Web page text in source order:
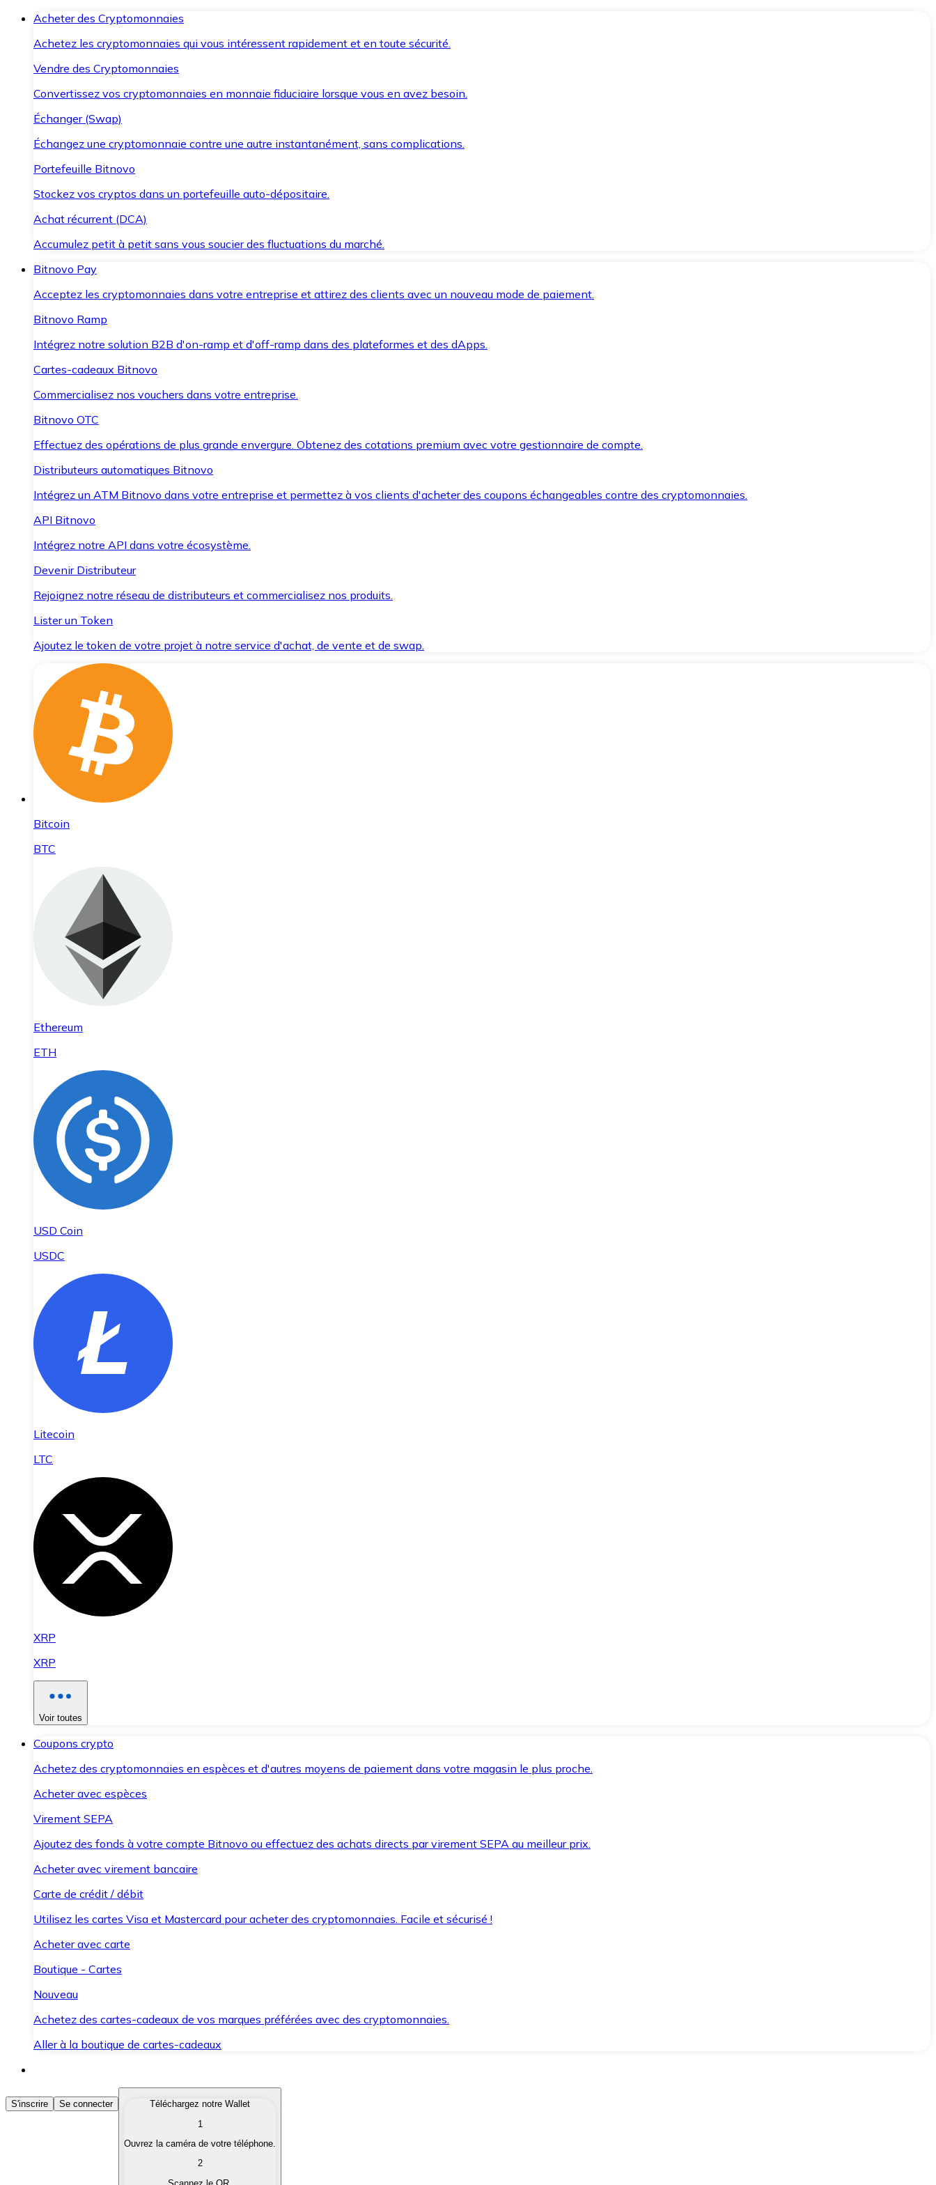
Acheter des Cryptomonnaies
Achetez les cryptomonnaies qui vous intéressent rapidement et en toute sécurité.
Vendre des Cryptomonnaies
Convertissez vos cryptomonnaies en monnaie fiduciaire lorsque vous en avez besoin.
Échanger (Swap)
Échangez une cryptomonnaie contre une autre instantanément, sans complications.
Portefeuille Bitnovo
Stockez vos cryptos dans un portefeuille auto-dépositaire.
Achat récurrent (DCA)
Accumulez petit à petit sans vous soucier des fluctuations du marché.
Bitnovo Pay
Acceptez les cryptomonnaies dans votre entreprise et attirez des clients avec un nouveau mode de paiement.
Bitnovo Ramp
Intégrez notre solution B2B d'on-ramp et d'off-ramp dans des plateformes et des dApps.
Cartes-cadeaux Bitnovo
Commercialisez nos vouchers dans votre entreprise.
Bitnovo OTC
Effectuez des opérations de plus grande envergure. Obtenez des cotations premium avec votre gestionnaire de compte.
Distributeurs automatiques Bitnovo
Intégrez un ATM Bitnovo dans votre entreprise et permettez à vos clients d'acheter des coupons échangeables contre des cryptomonnaies.
API Bitnovo
Intégrez notre API dans votre écosystème.
Devenir Distributeur
Rejoignez notre réseau de distributeurs et commercialisez nos produits.
Lister un Token
Ajoutez le token de votre projet à notre service d'achat, de vente et de swap.
Bitcoin
BTC
Ethereum
ETH
USD Coin
USDC
Litecoin
LTC
XRP
XRP
Voir toutes
Coupons crypto
Achetez des cryptomonnaies en espèces et d'autres moyens de paiement dans votre magasin le plus proche.
Acheter avec espèces
Virement SEPA
Ajoutez des fonds à votre compte Bitnovo ou effectuez des achats directs par virement SEPA au meilleur prix.
Acheter avec virement bancaire
Carte de crédit / débit
Utilisez les cartes Visa et Mastercard pour acheter des cryptomonnaies. Facile et sécurisé !
Acheter avec carte
Boutique - Cartes
Nouveau
Achetez des cartes-cadeaux de vos marques préférées avec des cryptomonnaies.
Aller à la boutique de cartes-cadeaux
Acheter des Cryptomonnaies
Achetez les cryptomonnaies qui vous intéressent rapidement et en toute sécurité.
Convertissez vos cryptomonnaies en monnaie fiduciaire lorsque vous en avez besoin.
S'inscrire Se connecter
Téléchargez notre Wallet
1
Ouvrez la caméra de votre téléphone.
2